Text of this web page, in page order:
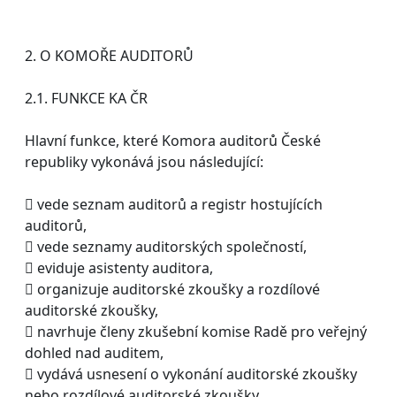
2. O KOMOŘE AUDITORŮ
2.1. FUNKCE KA ČR
Hlavní funkce, které Komora auditorů České
republiky vykonává jsou následující:
 vede seznam auditorů a registr hostujících
auditorů,
 vede seznamy auditorských společností,
 eviduje asistenty auditora,
 organizuje auditorské zkoušky a rozdílové
auditorské zkoušky,
 navrhuje členy zkušební komise Radě pro veřejný
dohled nad auditem,
 vydává usnesení o vykonání auditorské zkoušky